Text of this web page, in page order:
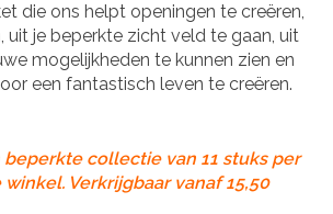
die ons helpt openingen te creëren,
uit je beperkte zicht veld te gaan, uit
mogelijkheden te kunnen zien en
een fantastisch leven te creëren.
beperkte collectie van 11 stuks per
Verkrijgbaar vanaf 15,50